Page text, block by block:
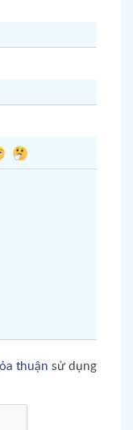
thuận sử dụng